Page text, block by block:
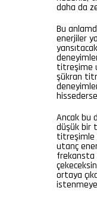
daha da
Bu
enerjiler
titreşime
şükran
Ancak bu
düşük bir
titreşimle
utanç
frekansta
ortaya